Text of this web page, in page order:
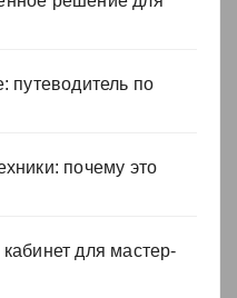
путеводитель по
почему это
для мастер-